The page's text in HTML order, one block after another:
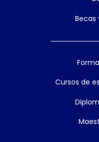
Becas
Cursos de